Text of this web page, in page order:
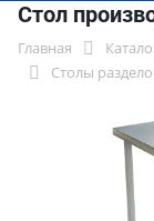
Стол
Главная
Столы